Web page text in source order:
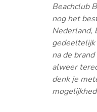
Beachclub
nog het
Nederland,
gedeeltelijk
na de
alweer
denk je